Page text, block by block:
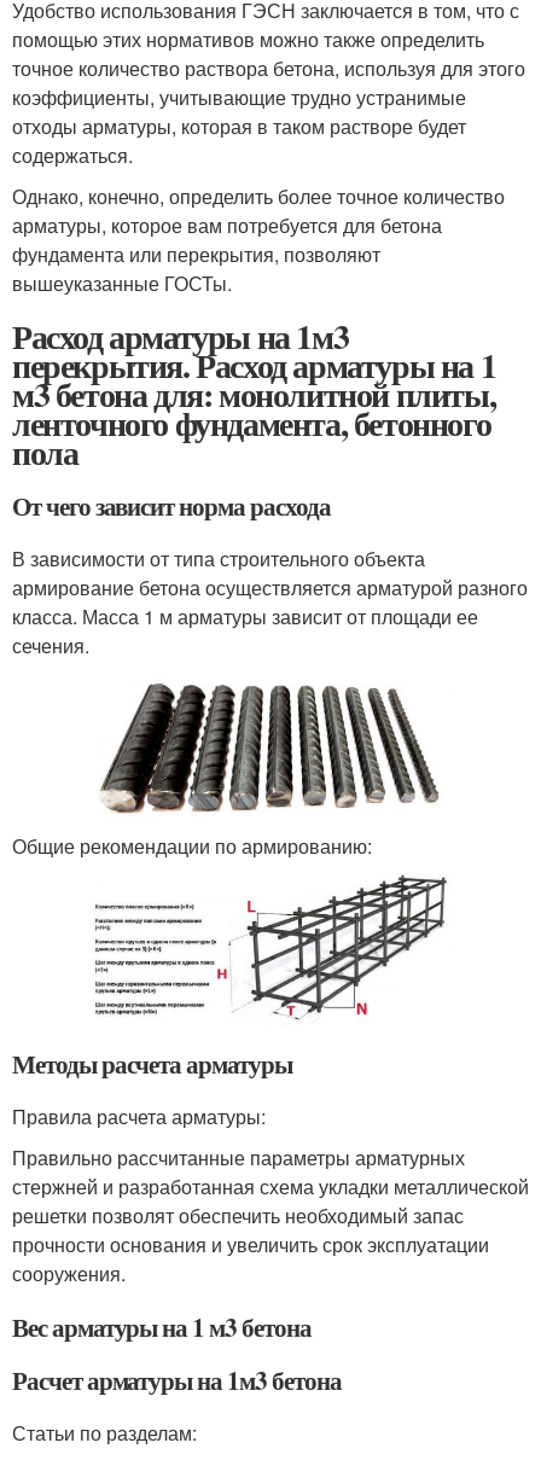
Удобство использования ГЭСН заключается в том, что с
помощью этих нормативов можно также определить
точное количество раствора бетона, используя для этого
коэффициенты, учитывающие трудно устранимые
отходы арматуры, которая в таком растворе будет
содержаться.
Однако, конечно, определить более точное количество
арматуры, которое вам потребуется для бетона
фундамента или перекрытия, позволяют
вышеуказанные ГОСТы.
Расход арматуры на 1м3
перекрытия. Расход арматуры на 1
м3 бетона для: монолитной плиты,
ленточного фундамента, бетонного
пола
От чего зависит норма расхода
В зависимости от типа строительного объекта
армирование бетона осуществляется арматурой разного
класса. Масса 1 м арматуры зависит от площади ее
сечения.
Общие рекомендации по армированию:
Методы расчета арматуры
Правила расчета арматуры:
Правильно рассчитанные параметры арматурных
стержней и разработанная схема укладки металлической
решетки позволят обеспечить необходимый запас
прочности основания и увеличить срок эксплуатации
сооружения.
Вес арматуры на 1 м3 бетона
Расчет арматуры на 1м3 бетона
Статьи по разделам: